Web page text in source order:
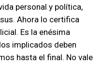
personal y política,
Ahora lo certifica
Es la enésima
implicados deben
hasta el final. No vale